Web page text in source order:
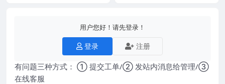
用户您好！请先登录！
登录 注册
有问题三种方式： ① 提交工单/② 发站内消息给管理/③
在线客服